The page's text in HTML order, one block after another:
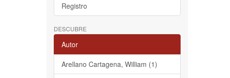
Registro
DESCUBRE
Autor
Arellano Cartagena, William (1)